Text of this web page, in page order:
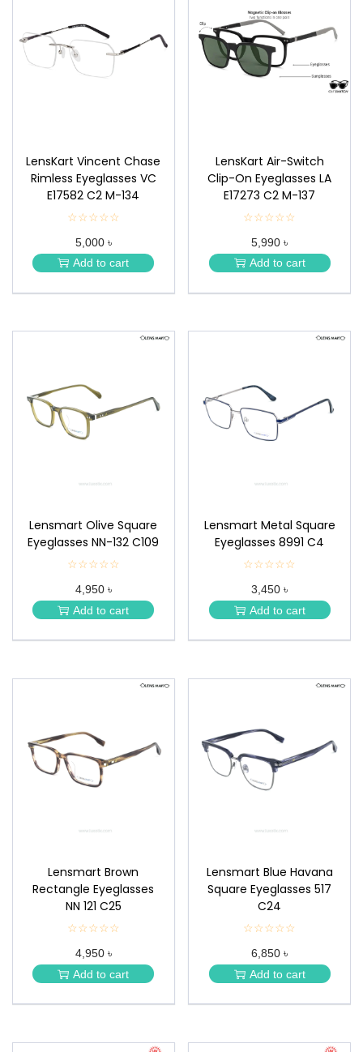
LensKart Vincent Chase
Rimless Eyeglasses VC
E17582 C2 M-134
☆☆☆☆☆
★
★
★
★
5,000 ৳
Add to cart
LensKart Air-Switch
Clip-On Eyeglasses LA
E17273 C2 M-137
☆☆☆☆☆
★
★
★
★
5,990 ৳
Add to cart
Lensmart Olive Square
Eyeglasses NN-132 C109
☆☆☆☆☆
★
★
★
★
4,950 ৳
Add to cart
Lensmart Metal Square
Eyeglasses 8991 C4
☆☆☆☆☆
★
★
★
★
3,450 ৳
Add to cart
Lensmart Brown
Rectangle Eyeglasses
NN 121 C25
☆☆☆☆☆
★
★
★
★
4,950 ৳
Add to cart
Lensmart Blue Havana
Square Eyeglasses 517
C24
☆☆☆☆☆
★
★
★
★
6,850 ৳
Add to cart